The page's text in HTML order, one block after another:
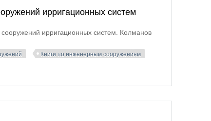
ирригационных систем
сооружений ирригационных систем. Колманов
Книги по инженерным сооружениям